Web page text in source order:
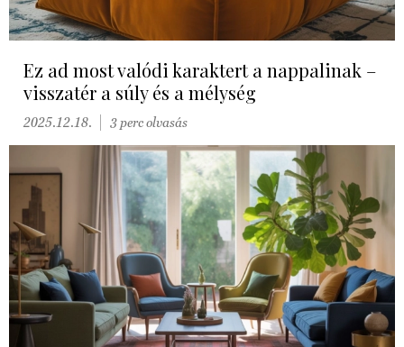
Ez ad most valódi karaktert a nappalinak –
visszatér a súly és a mélység
2025.12.18. 3 perc olvasás